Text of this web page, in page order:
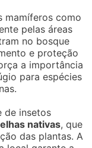
mamíferos como
pelas áreas
no bosque
e proteção
a importância
para espécies
de insetos
nativas, que
das plantas. A